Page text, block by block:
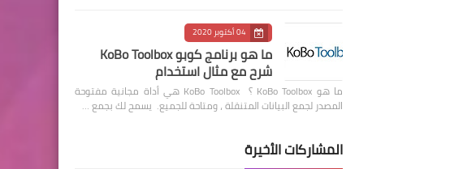
04 أكتوبر 2020
ما هو برنامج كوبو KoBo Toolbox
شرح مع مثال استخدام
ما هو KoBo Toolbox ؟ KoBo Toolbox هي أداة مجانية مفتوحة
المصدر لجمع البيانات المتنقلة ، ومتاحة للجميع. يسمح لك بجمع …
المشاركات الأخيرة